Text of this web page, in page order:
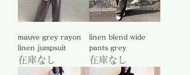
mauve grey rayon
linen jumpsuit
在庫なし
linen blend wide
pants grey
在庫なし